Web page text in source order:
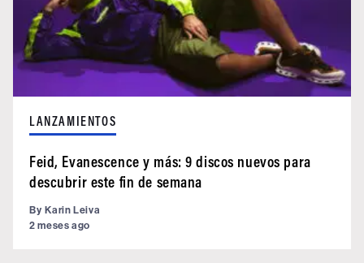
LANZAMIENTOS
Feid, Evanescence y más: 9 discos nuevos para
descubrir este fin de semana
By Karin Leiva
2 meses ago